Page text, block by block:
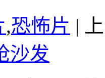
,恐怖片 |
沙发